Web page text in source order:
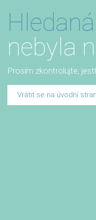
nebyla
Prosím zkontrolujte,
Vrátit se na úvodní